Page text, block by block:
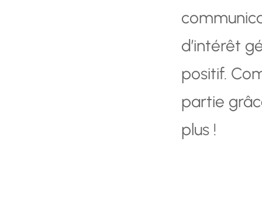
d’intérêt
positif.
partie
plus !